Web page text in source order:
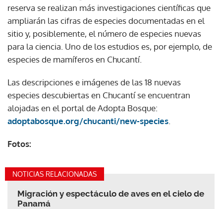
reserva se realizan más investigaciones científicas que
ampliarán las cifras de especies documentadas en el
sitio y, posiblemente, el número de especies nuevas
para la ciencia. Uno de los estudios es, por ejemplo, de
especies de mamíferos en Chucantí.
Las descripciones e imágenes de las 18 nuevas
especies descubiertas en Chucantí se encuentran
alojadas en el portal de Adopta Bosque:
adoptabosque.org/chucanti/new-species
Fotos:
NOTICIAS RELACIONADAS
Migración y espectáculo de aves en el cielo de
Panamá